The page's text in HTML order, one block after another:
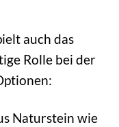
auch das
Rolle bei der
Naturstein wie